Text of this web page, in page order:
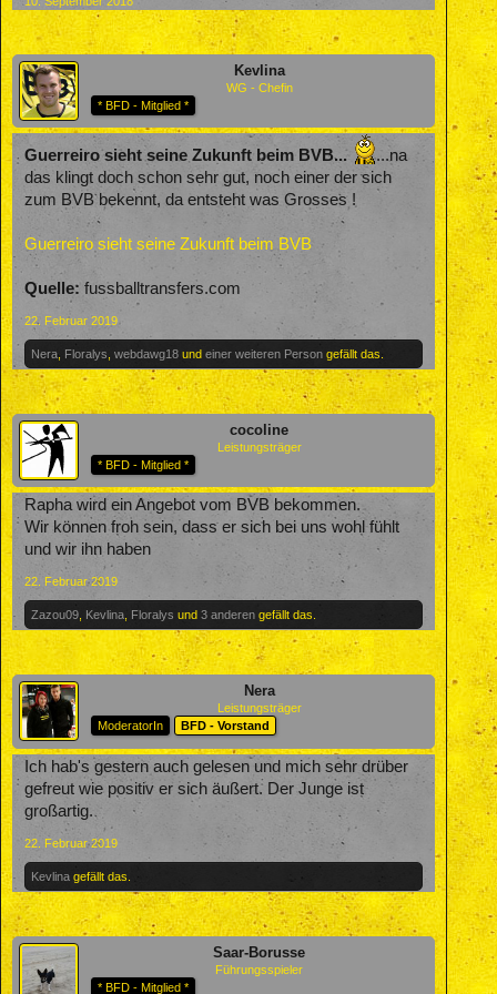
Kevlina
WG - Chefin
* BFD - Mitglied *
Guerreiro sieht seine Zukunft beim BVB...
...na
das klingt doch schon sehr gut, noch einer der sich
zum BVB bekennt, da entsteht was Grosses !
Guerreiro sieht seine Zukunft beim BVB
Quelle: fussballtransfers.com
22. Februar 2019
Nera Floralys webdawg18 und einer weiteren Person gefällt das.
cocoline
Leistungsträger
* BFD - Mitglied *
Rapha wird ein Angebot vom BVB bekommen.
Wir können froh sein, dass er sich bei uns wohl fühlt
und wir ihn haben
22. Februar 2019
Zazou09 Kevlina Floralys und 3 anderen gefällt das.
Nera
Leistungsträger
ModeratorIn
BFD - Vorstand
Ich hab's gestern auch gelesen und mich sehr drüber
gefreut wie positiv er sich äußert. Der Junge ist
großartig.
22. Februar 2019
Kevlina gefällt das.
Saar-Borusse
Führungsspieler
* BFD - Mitglied *